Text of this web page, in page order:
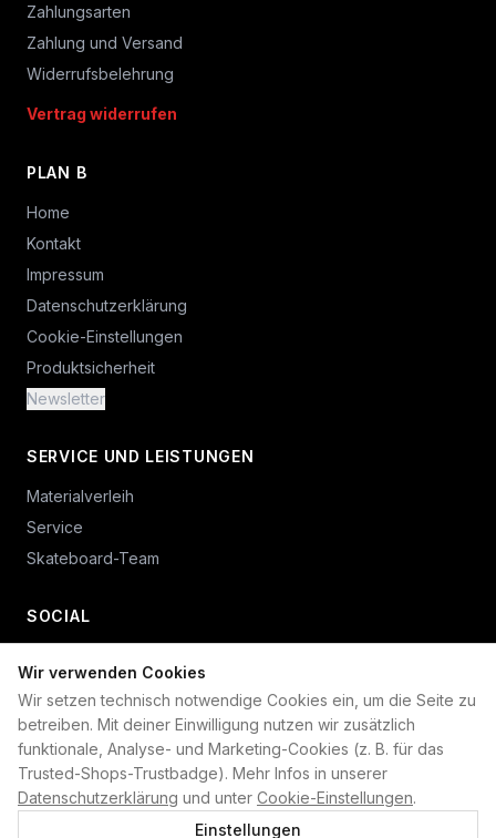
Wir verwenden Cookies
Wir setzen technisch notwendige Cookies ein, um die Seite zu
betreiben. Mit deiner Einwilligung nutzen wir zusätzlich
funktionale, Analyse- und Marketing-Cookies (z. B. für das
Trusted-Shops-Trustbadge). Mehr Infos in unserer
Datenschutzerklärung und unter Cookie-Einstellungen.
Einstellungen
Zahlungsarten
Zahlung und Versand
Widerrufsbelehrung
Vertrag widerrufen
PLAN B
Home
Kontakt
Impressum
Datenschutzerklärung
Cookie-Einstellungen
Produktsicherheit
Newsletter
SERVICE UND LEISTUNGEN
Materialverleih
Service
Skateboard-Team
SOCIAL
+49 234 687 00 38
shop@plan-b-funsport.de
Sichere Zahlung mit: